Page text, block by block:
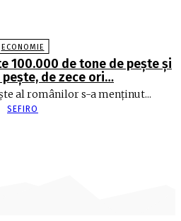
ECONOMIE
100.000 de tone de peşte şi
de zece ori…
al ro­mâ­nilor s-a menţinut...
SEFIRO